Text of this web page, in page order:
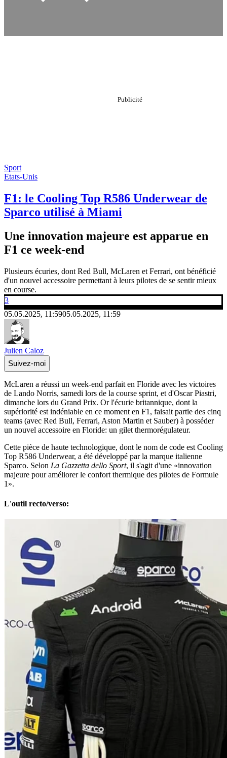
Sport
Etats-Unis
F1: le Cooling Top R586 Underwear de
Sparco utilisé à Miami
Une innovation majeure est apparue en
F1 ce week-end
Plusieurs écuries, dont Red Bull, McLaren et Ferrari, ont bénéficié
d'un nouvel accessoire permettant à leurs pilotes de se sentir mieux
en course.
3
05.05.2025, 11:5905.05.2025, 11:59
Julien Caloz
Suivez-moi
McLaren a réussi un week-end parfait en Floride avec les victoires
de Lando Norris, samedi lors de la course sprint, et d'Oscar Piastri,
dimanche lors du Grand Prix. Or l'écurie britannique, dont la
supériorité est indéniable en ce moment en F1, faisait partie des cinq
teams (avec Red Bull, Ferrari, Aston Martin et Sauber) à posséder
un nouvel accessoire en Floride: un gilet thermorégulateur.
Cette pièce de haute technologique, dont le nom de code est Cooling
Top R586 Underwear, a été développé par la marque italienne
Sparco. Selon La Gazzetta dello Sport, il s'agit d'une «innovation
majeure pour améliorer le confort thermique des pilotes de Formule
1».
L'outil recto/verso: